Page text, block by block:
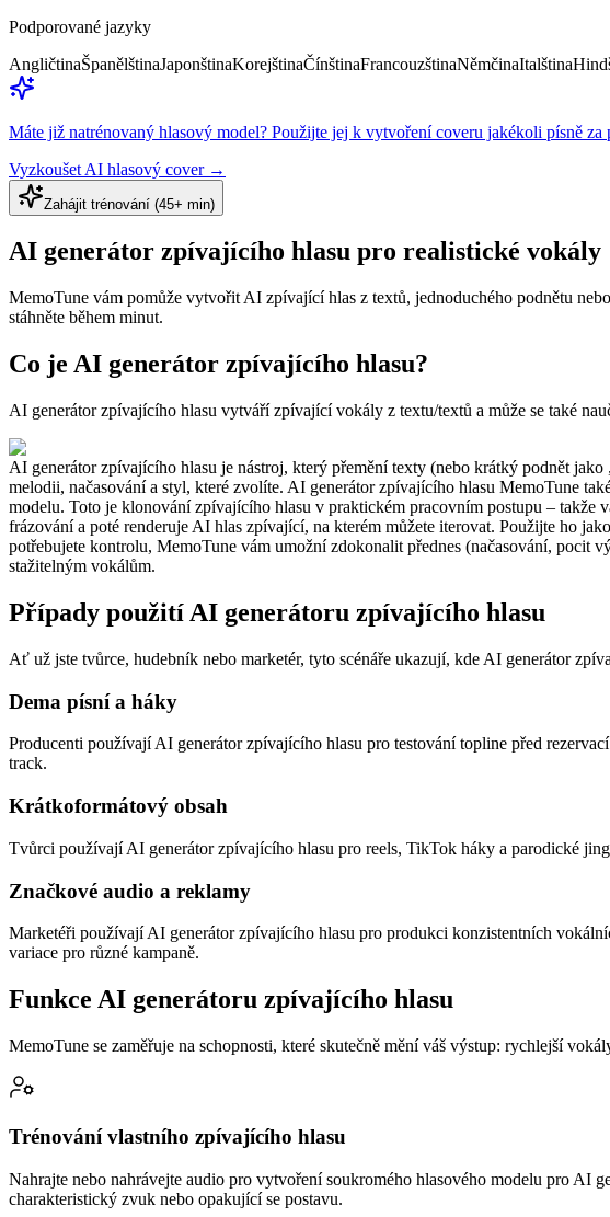
Podporované jazyky
AngličtinaŠpanělštinaJaponštinaKorejštinaČínštinaFrancouzštinaNěmčinaItalština
Máte již natrénovaný hlasový model? Použijte jej k vytvoření coveru jakékoli písně za
Vyzkoušet AI hlasový cover→
Zahájit trénování (45+ min)
AI generátor zpívajícího hlasu pro realistické vokály
MemoTune vám pomůže vytvořit AI zpívající hlas z textů, jednoduchého podnětu
stáhněte během minut.
Co je AI generátor zpívajícího hlasu?
AI generátor zpívajícího hlasu vytváří zpívající vokály z textu/textů a může se také
AI generátor zpívajícího hlasu je nástroj, který přemění texty (nebo krátký podnět
melodii, načasování a styl, které zvolíte. AI generátor zpívajícího hlasu MemoTune
modelu. Toto je klonování zpívajícího hlasu v praktickém pracovním postupu –
frázování a poté renderuje AI hlas zpívající, na kterém můžete iterovat. Použijte ho
potřebujete kontrolu, MemoTune vám umožní zdokonalit přednes (načasování, pocit
stažitelným vokálům.
Případy použití AI generátoru zpívajícího hlasu
Ať už jste tvůrce, hudebník nebo marketér, tyto scénáře ukazují, kde AI generátor
Dema písní a háky
Producenti používají AI generátor zpívajícího hlasu pro testování topline před
track.
Krátkoformátový obsah
Tvůrci používají AI generátor zpívajícího hlasu pro reels, TikTok háky a parodické
Značkové audio a reklamy
Marketéři používají AI generátor zpívajícího hlasu pro produkci konzistentních
variace pro různé kampaně.
Funkce AI generátoru zpívajícího hlasu
MemoTune se zaměřuje na schopnosti, které skutečně mění váš výstup: rychlejší
Trénování vlastního zpívajícího hlasu
Nahrajte nebo nahrávejte audio pro vytvoření soukromého hlasového modelu pro AI
charakteristický zvuk nebo opakující se postavu.